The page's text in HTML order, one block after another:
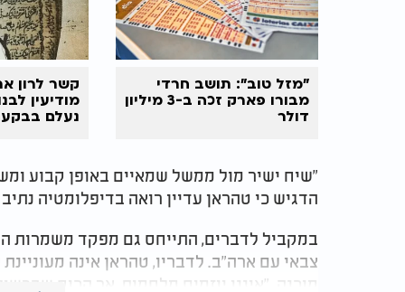
"מזל טוב": תושב חרדי
מבורו פארק זכה ב-3 מיליון
דולר
קשר לרון
מודיעין
נעלם
"שיח ישיר מול ממשל שמאיים באופן קבוע
הדגיש כי טהראן עדיין רואה בדיפלומטיה
במקביל לדברים, התייחס גם מפקד משמרות
צבאי עם ארה"ב. לדבריו, טהראן אינה
מוכנה. "איננו יוזמים מלחמות, אך הכוח